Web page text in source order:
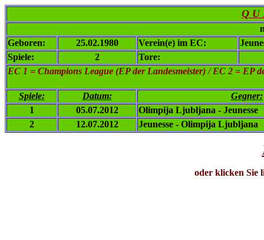
Q U
Geboren:
25.02.1980 Verein(e) im EC:
Spiele:
2
Tore:
EC 1 = Champions League (EP der Landesmeister) / EC 2 = EP
Spiele: Datum:
Gegner:
1
05.07.2012
Olimpija Ljubljana - Jeunesse
2
12.07.2012 Jeunesse - Olimpija Ljubljana
oder klicken Sie